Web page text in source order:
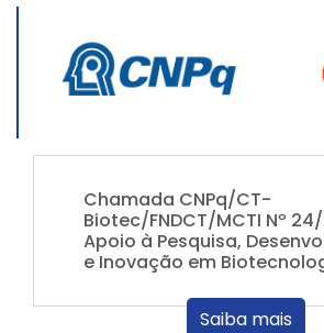
Chamada CNPq/CT-
Biotec/FNDCT/MCTI Nº
Apoio à Pesquisa,
e Inovação em
Saiba mais